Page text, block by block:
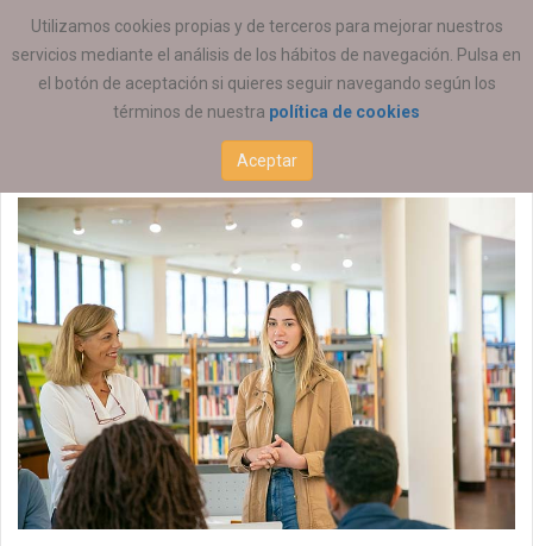
Utilizamos cookies propias y de terceros para mejorar nuestros
servicios mediante el análisis de los hábitos de navegación. Pulsa en
el botón de aceptación si quieres seguir navegando según los
términos de nuestra política de cookies
Aceptar
ESTÁ AQUÍ: EMPLEO OFERTAS DE EMPLEO
Educación Social